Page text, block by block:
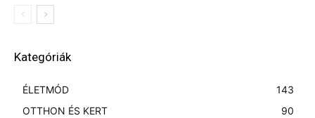
Kategóriák
ÉLETMÓD
143
OTTHON ÉS KERT
90